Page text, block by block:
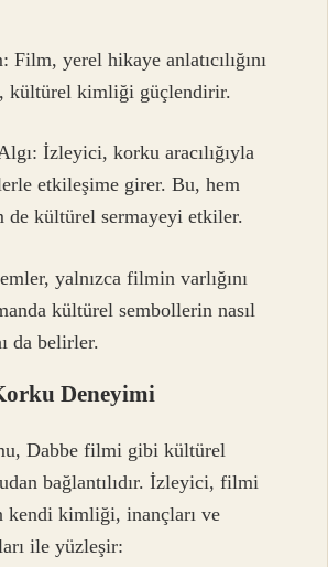
Film, yerel hikaye anlatıcılığını
kültürel kimliği güçlendirir.
İzleyici, korku aracılığıyla
etkileşime girer. Bu, hem
de kültürel sermayeyi etkiler.
yalnızca filmin varlığını
kültürel sembollerin nasıl
da belirler.
Deneyimi
Dabbe filmi gibi kültürel
bağlantılıdır. İzleyici, filmi
kendi kimliği, inançları ve
ile yüzleşir: